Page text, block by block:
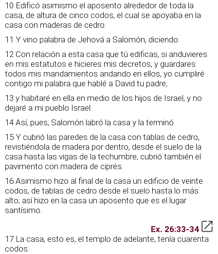
10 Edificó asimismo el aposento alrededor de toda la
casa, de altura de cinco codos, el cual se apoyaba en la
casa con maderas de cedro.
11 Y vino palabra de Jehová a Salomón, diciendo:
12 Con relación a esta casa que tú edificas, si anduvieres
en mis estatutos e hicieres mis decretos, y guardares
todos mis mandamientos andando en ellos, yo cumpliré
contigo mi palabra que hablé a David tu padre;
13 y habitaré en ella en medio de los hijos de Israel, y no
dejaré a mi pueblo Israel.
14 Así, pues, Salomón labró la casa y la terminó.
15 Y cubrió las paredes de la casa con tablas de cedro,
revistiéndola de madera por dentro, desde el suelo de la
casa hasta las vigas de la techumbre; cubrió también el
pavimento con madera de ciprés.
16 Asimismo hizo al final de la casa un edificio de veinte
codos, de tablas de cedro desde el suelo hasta lo más
alto; así hizo en la casa un aposento que es el lugar
santísimo.
Ex. 26:33-34
17 La casa, esto es, el templo de adelante, tenía cuarenta
codos.